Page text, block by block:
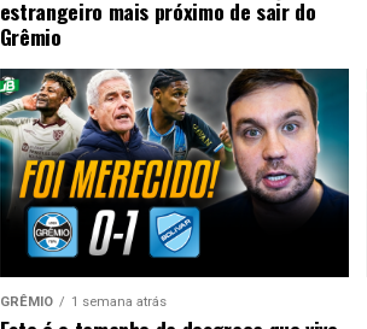
estrangeiro mais próximo de sair do
Grêmio
GRÊMIO 1 semana atrás